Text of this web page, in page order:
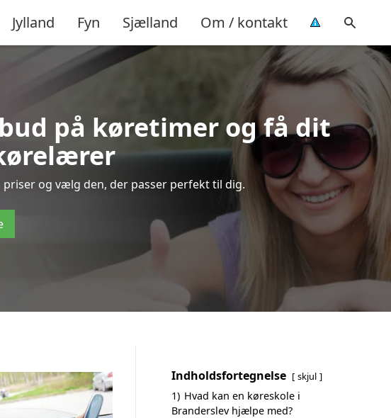
Jylland Fyn Sjælland Om / kontakt
på køretimer og få dit
og vælg den, der passer perfekt til dig.
Indholdsfortegnelse skjul
1) Hvad kan en køreskole i
Branderslev hjælpe med?